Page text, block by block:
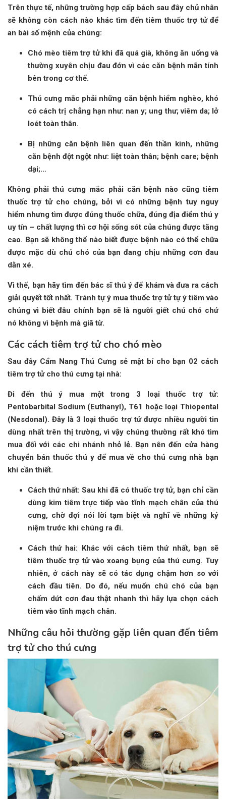
Trên thực tế, những trường hợp cấp bách sau đây chủ nhân
sẽ không còn cách nào khác tìm đến tiêm thuốc trợ tử để
an bài số mệnh của chúng:
Chó mèo tiêm trợ tử khi đã quá già, không ăn uống và
thường xuyên chịu đau đớn vì các căn bệnh mãn tính
bên trong cơ thể.
Thú cưng mắc phải những căn bệnh hiểm nghèo, khó
có cách trị chẳng hạn như: nan y; ung thư; viêm da; lở
loét toàn thân.
Bị những căn bệnh liên quan đến thần kinh, những
căn bệnh đột ngột như: liệt toàn thân; bệnh care; bệnh
dại;…
Không phải thú cưng mắc phải căn bệnh nào cũng tiêm
thuốc trợ tử cho chúng, bởi vì có những bệnh tuy nguy
hiểm nhưng tìm được đúng thuốc chữa, đúng địa điểm thú y
uy tín – chất lượng thì cơ hội sống sót của chúng được tăng
cao. Bạn sẽ không thể nào biết được bệnh nào có thể chữa
được mặc dù chú chó của bạn đang chịu những cơn đau
dằn xé.
Vì thế, bạn hãy tìm đến bác sĩ thú ý để khám và đưa ra cách
giải quyết tốt nhất. Tránh tự ý mua thuốc trợ tử tự ý tiêm vào
chúng vì biết đâu chính bạn sẽ là người giết chú chó chứ
nó không vì bệnh mà giã từ.
Các cách tiêm trợ tử cho chó mèo
Sau đây Cẩm Nang Thú Cưng sẻ mật bí cho bạn 02 cách
tiêm trợ tử cho thú cưng tại nhà:
Đi đến thú ý mua một trong 3 loại thuốc trợ tử:
Pentobarbital Sodium (Euthanyl), T61 hoặc loại Thiopental
(Nesdonal). Đây là 3 loại thuốc trợ tử được nhiều người tin
dùng nhất trên thị trường, vì vậy chúng thường rất khó tìm
mua đối với các chi nhánh nhỏ lẻ. Bạn nên đến cửa hàng
chuyển bán thuốc thú y để mua về cho thú cưng nhà bạn
khi cần thiết.
Cách thứ nhất: Sau khi đã có thuốc trợ tử, bạn chỉ cần
dùng kim tiêm trực tiếp vào tĩnh mạch chân của thú
cưng, chờ đợi nói lời tạm biệt và nghĩ về những kỷ
niệm trước khi chúng ra đi.
Cách thứ hai: Khác với cách tiêm thứ nhất, bạn sẽ
tiêm thuốc trợ tử vào xoang bụng của thú cưng. Tuy
nhiên, ở cách này sẽ có tác dụng chậm hơn so với
cách đầu tiên. Do đó, nếu muốn chú chó của bạn
chấm dứt cơn đau thật nhanh thì hãy lựa chọn cách
tiêm vào tĩnh mạch chân.
Những câu hỏi thường gặp liên quan đến tiêm
trợ tử cho thú cưng